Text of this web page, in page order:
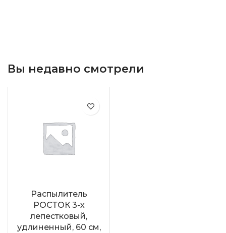
Вы недавно смотрели
Распылитель
РОСТОК 3-х
лепестковый,
удлиненный, 60 см,